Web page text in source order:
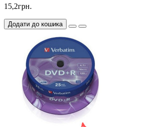
15,2грн.
Додати до кошика